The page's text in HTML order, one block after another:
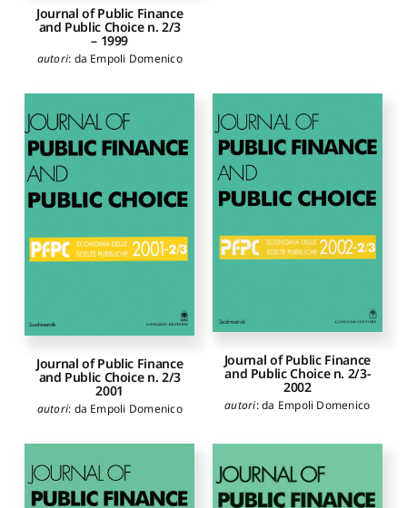
Journal of Public Finance
and Public Choice n. 2/3
– 1999
autori: da Empoli Domenico
Journal of Public Finance
and Public Choice n. 2/3
2001
autori: da Empoli Domenico
Journal of Public Finance
and Public Choice n. 2/3-
2002
autori:da Empoli Domenico